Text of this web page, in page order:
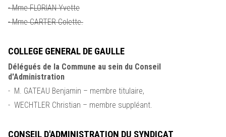
- Mme FLORIAN Yvette
- Mme CARTER Colette.
COLLEGE GENERAL DE GAULLE
Délégués de la Commune au sein du Conseil
d'Administration
- M. GATEAU Benjamin – membre titulaire,
- WECHTLER Christian – membre suppléant.
CONSEIL D'ADMINISTRATION DU SYNDICAT